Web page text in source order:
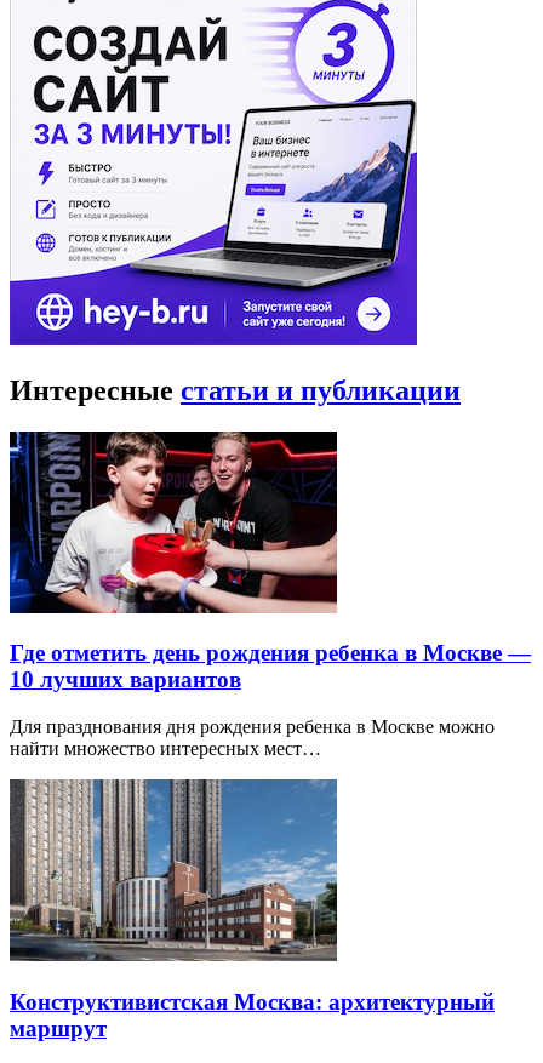
Интересные статьи и публикации
Где отметить день рождения ребенка в Москве —
10 лучших вариантов
Для празднования дня рождения ребенка в Москве можно
найти множество интересных мест…
Конструктивистская Москва: архитектурный
маршрут